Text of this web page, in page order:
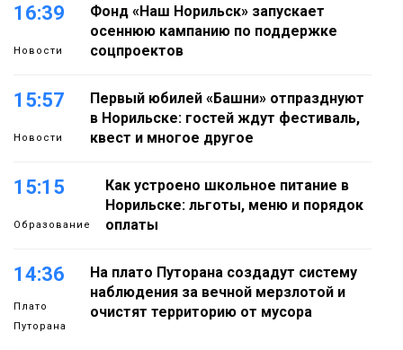
16:39
Новости
Фонд «Наш Норильск» запускает
осеннюю кампанию по поддержке
соцпроектов
15:57
Новости
Первый юбилей «Башни» отпразднуют
в Норильске: гостей ждут фестиваль,
квест и многое другое
15:15
Образование
Как устроено школьное питание в
Норильске: льготы, меню и порядок
оплаты
14:36
Плато
Путорана
На плато Путорана создадут систему
наблюдения за вечной мерзлотой и
очистят территорию от мусора